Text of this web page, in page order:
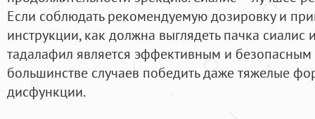
Если соблюдать рекомендуемую дозировку и
инструкции, как должна выглядеть пачка сиалис
тадалафил является эффективным и
большинстве случаев победить даже тяжелые
дисфункции.